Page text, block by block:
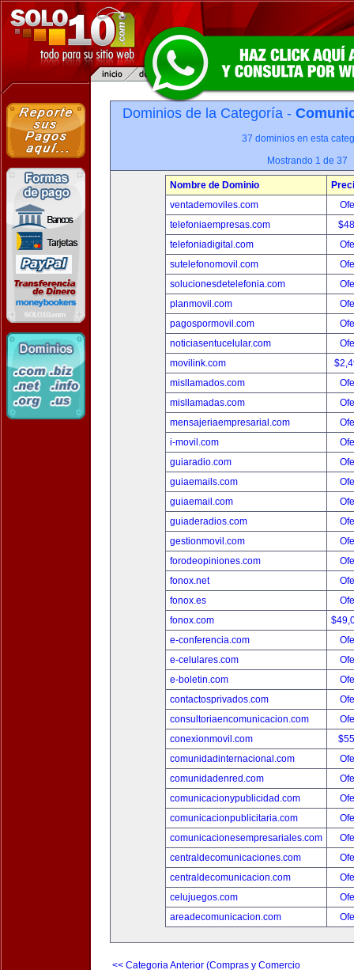
Dominios de la Categoría -
37 dominios en esta
Mostrando 1 de 37
Nombre de Dominio
ventademoviles.com
telefoniaempresas.com
telefoniadigital.com
sutelefonomovil.com
solucionesdetelefonia.com
planmovil.com
pagospormovil.com
noticiasentucelular.com
movilink.com
misllamados.com
misllamadas.com
mensajeriaempresarial.com
i-movil.com
guiaradio.com
guiaemails.com
guiaemail.com
guiaderadios.com
gestionmovil.com
forodeopiniones.com
fonox.net
fonox.es
fonox.com
e-conferencia.com
e-celulares.com
e-boletin.com
contactosprivados.com
consultoriaencomunicacion.com
conexionmovil.com
comunidadinternacional.com
comunidadenred.com
comunicacionypublicidad.com
comunicacionpublicitaria.com
comunicacionesempresariales.com
centraldecomunicaciones.com
centraldecomunicacion.com
celujuegos.com
areadecomunicacion.com
<< Categoria Anterior (Compras y Comercio